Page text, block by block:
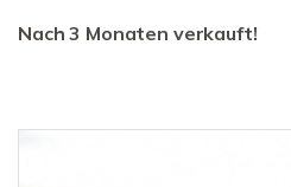
Nach 3 Monaten verkauft!